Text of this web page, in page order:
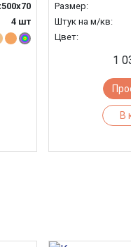
4 шт
Размер:
Штук на м/кв:
Цвет:
1
В